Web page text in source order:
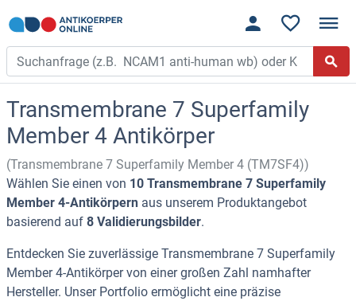
Transmembrane 7 Superfamily
Member 4 Antikörper
(Transmembrane 7 Superfamily Member 4 (TM7SF4))
Wählen Sie einen von 10 Transmembrane 7 Superfamily
Member 4-Antikörpern aus unserem Produktangebot
basierend auf 8 Validierungsbilder.
Entdecken Sie zuverlässige Transmembrane 7 Superfamily
Member 4-Antikörper von einer großen Zahl namhafter
Hersteller. Unser Portfolio ermöglicht eine präzise